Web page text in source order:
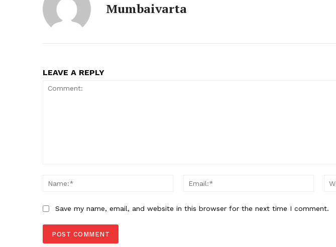
Mumbaivarta
LEAVE A REPLY
Name:*
Email:*
Save my name, email, and website in this browser for the next time I comment.